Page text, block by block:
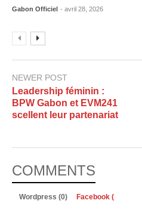
Gabon Officiel - avril 28, 2026
NEWER POST
Leadership féminin :
BPW Gabon et EVM241
scellent leur partenariat
COMMENTS
Wordpress (0) Facebook (